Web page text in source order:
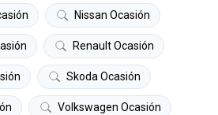
Nissan Ocasión
Renault Ocasión
Skoda Ocasión
Volkswagen Ocasión